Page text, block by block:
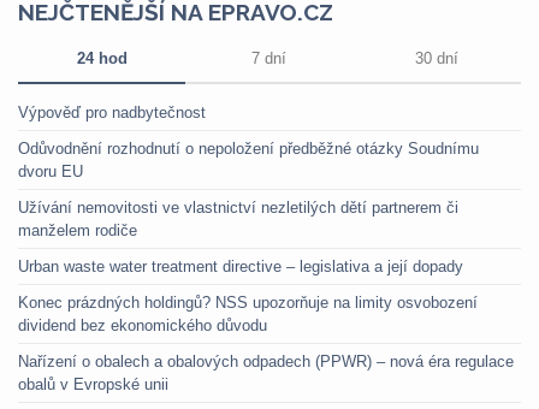
NEJČTENĚJŠÍ NA EPRAVO.CZ
24 hod 7 dní 30 dní
Výpověď pro nadbytečnost
Odůvodnění rozhodnutí o nepoložení předběžné otázky Soudnímu
dvoru EU
Užívání nemovitosti ve vlastnictví nezletilých dětí partnerem či
manželem rodiče
Urban waste water treatment directive – legislativa a její dopady
Konec prázdných holdingů? NSS upozorňuje na limity osvobození
dividend bez ekonomického důvodu
Nařízení o obalech a obalových odpadech (PPWR) – nová éra regulace
obalů v Evropské unii